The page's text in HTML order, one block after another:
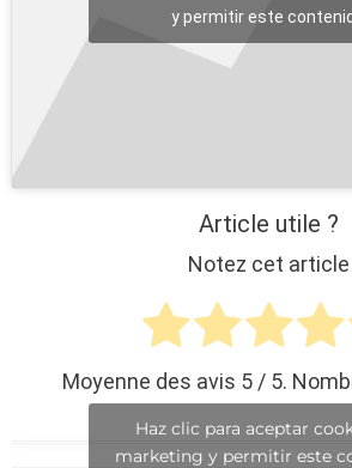
y permitir este
Article utile ?
Notez cet article
Moyenne des avis 5/ 5.
Haz clic para aceptar
marketing y permitir este